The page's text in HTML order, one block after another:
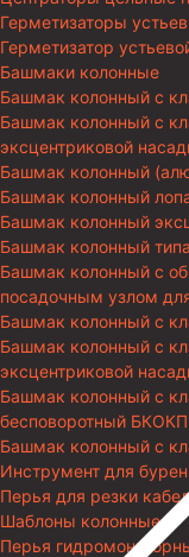
Герметизаторы
Герметизатор
Башмаки колонные
Башмак колонный с
Башмак колонный с
эксцентриковой
Башмак колонный
Башмак колонный
Башмак колонный
Башмак колонный
Башмак колонный с
посадочным узлом
Башмак колонный с
Башмак колонный с
эксцентриковой
Башмак колонный с
бесповоротный
Башмак колонный с
Инструмент для
Перья для резки
Шаблоны колонные
Перья